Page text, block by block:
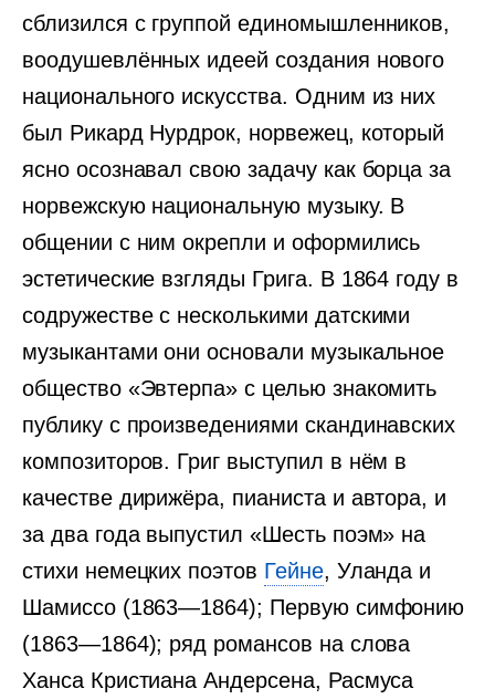
сблизился с группой единомышленников,
воодушевлённых идеей создания нового
национального искусства. Одним из них
был Рикард Нурдрок, норвежец, который
ясно осознавал свою задачу как борца за
норвежскую национальную музыку. В
общении с ним окрепли и оформились
эстетические взгляды Грига. В 1864 году в
содружестве с несколькими датскими
музыкантами они основали музыкальное
общество «Эвтерпа» с целью знакомить
публику с произведениями скандинавских
композиторов. Григ выступил в нём в
качестве дирижёра, пианиста и автора, и
за два года выпустил «Шесть поэм» на
стихи немецких поэтов Гейне, Уланда и
Шамиссо (1863—1864); Первую симфонию
(1863—1864); ряд романсов на слова
Ханса Кристиана Андерсена, Расмуса